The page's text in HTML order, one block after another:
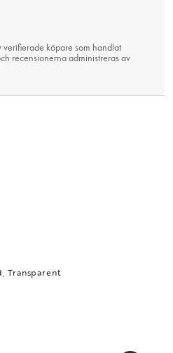
köpare som handlat
recensionerna administreras av
Transparent